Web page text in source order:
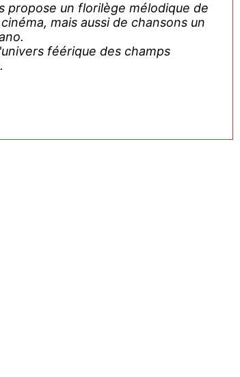
propose un florilège mélodique de
mais aussi de chansons un
féérique des champs